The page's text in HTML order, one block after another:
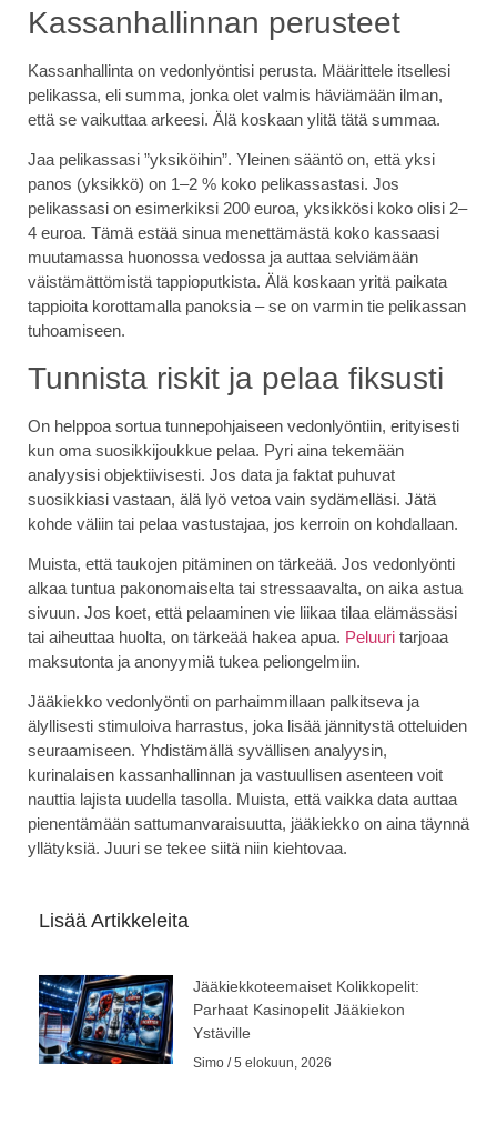
Kassanhallinnan perusteet
Kassanhallinta on vedonlyöntisi perusta. Määrittele itsellesi
pelikassa, eli summa, jonka olet valmis häviämään ilman,
että se vaikuttaa arkeesi. Älä koskaan ylitä tätä summaa.
Jaa pelikassasi ”yksiköihin”. Yleinen sääntö on, että yksi
panos (yksikkö) on 1–2 % koko pelikassastasi. Jos
pelikassasi on esimerkiksi 200 euroa, yksikkösi koko olisi 2–
4 euroa. Tämä estää sinua menettämästä koko kassaasi
muutamassa huonossa vedossa ja auttaa selviämään
väistämättömistä tappioputkista. Älä koskaan yritä paikata
tappioita korottamalla panoksia – se on varmin tie pelikassan
tuhoamiseen.
Tunnista riskit ja pelaa fiksusti
On helppoa sortua tunnepohjaiseen vedonlyöntiin, erityisesti
kun oma suosikkijoukkue pelaa. Pyri aina tekemään
analyysisi objektiivisesti. Jos data ja faktat puhuvat
suosikkiasi vastaan, älä lyö vetoa vain sydämelläsi. Jätä
kohde väliin tai pelaa vastustajaa, jos kerroin on kohdallaan.
Muista, että taukojen pitäminen on tärkeää. Jos vedonlyönti
alkaa tuntua pakonomaiselta tai stressaavalta, on aika astua
sivuun. Jos koet, että pelaaminen vie liikaa tilaa elämässäsi
tai aiheuttaa huolta, on tärkeää hakea apua. Peluuri tarjoaa
maksutonta ja anonyymiä tukea peliongelmiin.
Jääkiekko vedonlyönti on parhaimmillaan palkitseva ja
älyllisesti stimuloiva harrastus, joka lisää jännitystä otteluiden
seuraamiseen. Yhdistämällä syvällisen analyysin,
kurinalaisen kassanhallinnan ja vastuullisen asenteen voit
nauttia lajista uudella tasolla. Muista, että vaikka data auttaa
pienentämään sattumanvaraisuutta, jääkiekko on aina täynnä
yllätyksiä. Juuri se tekee siitä niin kiehtovaa.
Lisää Artikkeleita
Jääkiekkoteemaiset Kolikkopelit:
Parhaat Kasinopelit Jääkiekon
Ystäville
Simo 5 elokuun, 2026